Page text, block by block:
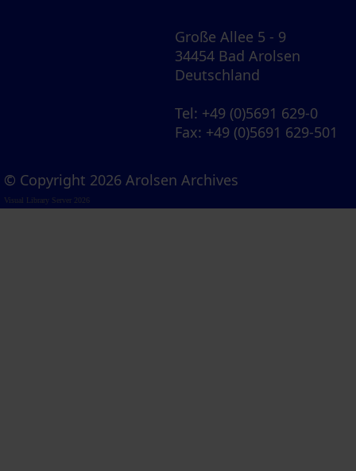
Große Allee 5 - 9
34454 Bad Arolsen
Deutschland
Tel: +49 (0)5691 629-0
Fax: +49 (0)5691 629-501
© Copyright 2026 Arolsen Archives
Visual Library Server 2026